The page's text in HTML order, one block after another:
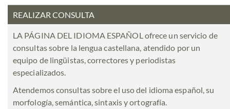
REALIZAR CONSULTA
LA PÁGINA DEL IDIOMA ESPAÑOL ofrece un servicio de
consultas sobre la lengua castellana, atendido por un
equipo de lingüistas, correctores y periodistas
especializados.
Atendemos consultas sobre el uso del idioma español, su
morfología, semántica, sintaxis y ortografía.